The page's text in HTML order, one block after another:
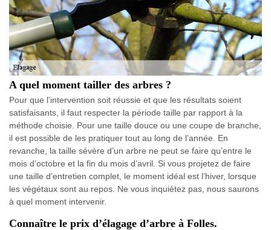
A quel moment tailler des arbres ?
Pour que l’intervention soit réussie et que les résultats soient
satisfaisants, il faut respecter la période taille par rapport à la
méthode choisie. Pour une taille douce ou une coupe de branche,
il est possible de les pratiquer tout au long de l’année. En
revanche, la taille sévère d’un arbre ne peut se faire qu’entre le
mois d’octobre et la fin du mois d’avril. Si vous projetez de faire
une taille d’entretien complet, le moment idéal est l’hiver, lorsque
les végétaux sont au repos. Ne vous inquiétez pas, nous saurons
à quel moment intervenir.
Connaître le prix d’élagage d’arbre à Folles.